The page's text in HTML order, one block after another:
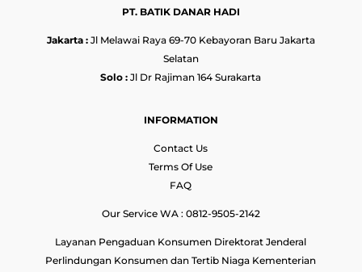
PT. BATIK DANAR HADI
Jakarta :Jl Melawai Raya 69-70 Kebayoran Baru Jakarta
Selatan
Solo : Jl Dr Rajiman 164 Surakarta
INFORMATION
Contact Us
Terms Of Use
FAQ
Our Service WA : 0812-9505-2142
Layanan Pengaduan Konsumen Direktorat Jenderal
Perlindungan Konsumen dan Tertib Niaga Kementerian